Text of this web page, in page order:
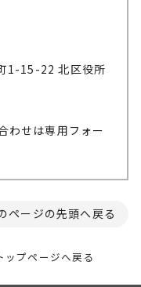
1-15-22 北区役所
わせは専用フォー
ページの先頭へ戻る
ップページへ戻る